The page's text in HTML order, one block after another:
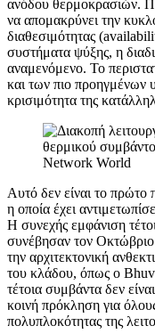
ανόδου θερμοκρασιών.
να απομακρύνει την
διαθεσιμότητας
συστήματα ψύξης, η
αναμενόμενο. Το
και των πιο προηγμένων
κρισιμότητα της
Network World
Αυτό δεν είναι το πρώτο
η οποία έχει
Η συνεχής εμφάνιση
συνέβησαν τον Οκτώβριο
την αρχιτεκτονική
του κλάδου, όπως ο
τέτοια συμβάντα δεν
κοινή πρόκληση για
πολυπλοκότητας της